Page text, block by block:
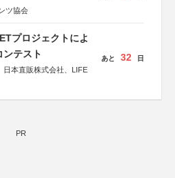
ツ協会
プロジェクトによ
ンテスト
日本直販株式会社、LIFE
あと 32 日
PR